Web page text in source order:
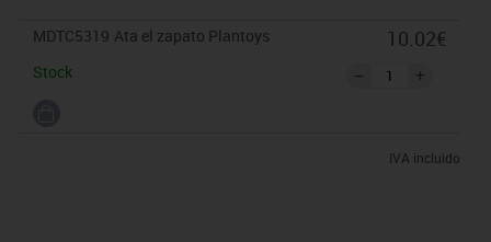
MDTC5319 Ata el zapato Plantoys
Stock
10.02€
IVA incluido